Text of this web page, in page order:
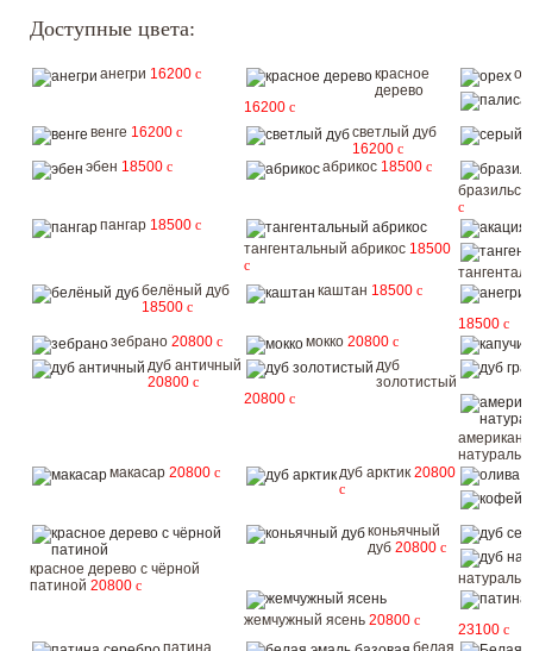
Доступные цвета:
анегри 16200 c
красное
дерево
16200 c
венге 16200 c
светлый дуб
16200 c
эбен 18500 c абрикос 18500 c
c
пангар 18500 c
тангентальный абрикос 18500
c
белёный дуб
18500 c
каштан 18500 c
18500 c
зебрано 20800 c мокко 20800 c
дуб античный
20800 c
дуб
золотистый
20800 c
макасар 20800 c дуб арктик 20800
c
красное дерево с чёрной
патиной 20800 c
коньячный
дуб 20800 c
жемчужный ясень 20800 c
23100 c
патина
белая